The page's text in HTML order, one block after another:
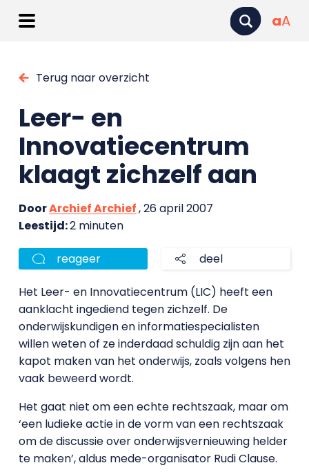
aA
Terug naar overzicht
Leer- en
Innovatiecentrum
klaagt zichzelf aan
DoorArchief Archief, 26 april 2007
Leestijd:2 minuten
reageer deel
Het Leer- en Innovatiecentrum (LIC) heeft een
aanklacht ingediend tegen zichzelf. De
onderwijskundigen en informatiespecialisten
willen weten of ze inderdaad schuldig zijn aan het
kapot maken van het onderwijs, zoals volgens hen
vaak beweerd wordt.
Het gaat niet om een echte rechtszaak, maar om
‘een ludieke actie in de vorm van een rechtszaak
om de discussie over onderwijsvernieuwing helder
te maken’, aldus mede-organisator Rudi Clause.